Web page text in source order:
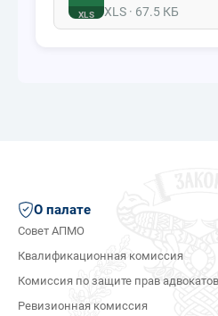
XLS XLS · 67.5 КБ
О палате
Совет АПМО
Квалификационная комиссия
Комиссия по защите прав адвокатов
Ревизионная комиссия